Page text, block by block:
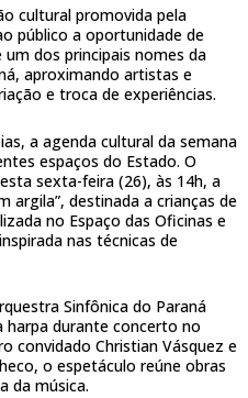
cultural promovida pela
público a oportunidade de
dos principais nomes da
aproximando artistas e
e troca de experiências.
a agenda cultural da semana
espaços do Estado. O
sexta-feira (26), às 14h, a
argila”, destinada a crianças de
no Espaço das Oficinas e
nas técnicas de
Sinfônica do Paraná
durante concerto no
convidado Christian Vásquez e
o espetáculo reúne obras
da música.